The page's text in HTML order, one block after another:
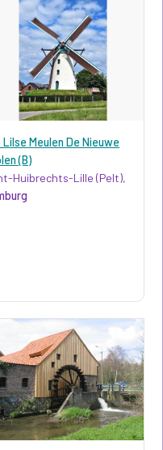
Lilse Meulen De Nieuwe
(B)
Huibrechts-Lille (Pelt),